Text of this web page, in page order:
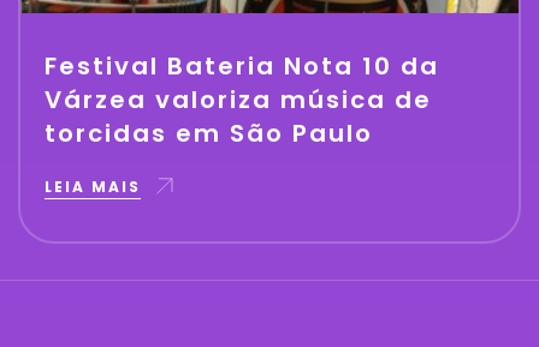
Festival Bateria Nota 10 da
Várzea valoriza música de
torcidas em São Paulo
LEIA MAIS